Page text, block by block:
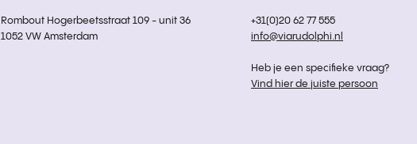
Rombout Hogerbeetsstraat 109 - unit 36
1052 VW Amsterdam
+31(0)20 62 77 555
info@viarudolphi.nl
Heb je een specifieke vraag?
Vind hier de juiste persoon